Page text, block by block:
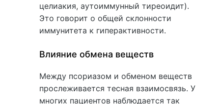
целиакия, аутоиммунный тиреоидит).
Это говорит о общей склонности
иммунитета к гиперактивности.
Влияние обмена веществ
Между псориазом и обменом веществ
прослеживается тесная взаимосвязь. У
многих пациентов наблюдается так